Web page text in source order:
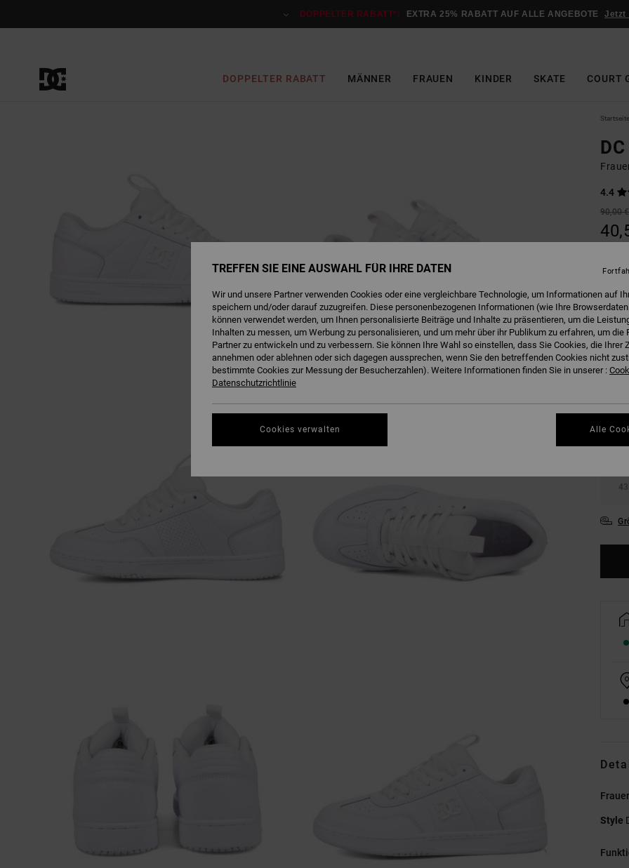
DOPPELTER RABATT*: EXTRA 25% RABATT AUF ALLE ANGEBOTE Jetzt
DOPPELTER RABATT MÄNNER FRAUEN KINDER SKATE COURT
Startseite
4.4
90,00 €
Farbe
36
43
Style
TREFFEN SIE EINE AUSWAHL FÜR IHRE DATEN
Wir und unsere Partner verwenden Cookies oder eine vergleichbare Technologie, um Informationen auf
speichern und/oder darauf zuzugreifen. Diese personenbezogenen Informationen (wie Ihre
können verwendet werden, um Ihnen personalisierte Beiträge und Inhalte zu präsentieren, um die
Inhalten zu messen, um Werbung zu personalisieren, und um mehr über ihr Publikum zu erfahren, um die
Partner zu entwickeln und zu verbessern. Sie können Ihre Wahl so einstellen, dass Sie Cookies, die Ihrer
annehmen oder ablehnen oder sich dagegen aussprechen, wenn Sie den betreffenden Cookies nicht
bestimmte Cookies zur Messung der Besucherzahlen). Weitere Informationen finden Sie in unserer :
Datenschutzrichtlinie
Cookies verwalten Alle